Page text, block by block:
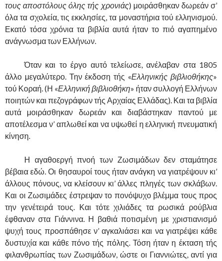
τους αποστόλους όλης τής χρονιάς) μοιράσθηκαν δωρεάν σ’
όλα τα σχολεία, τις εκκλησίες, τα μοναστήρια τού ελληνισμού.
Εκατό τόσα χρόνια τα βιβλία αυτά ήταν το πιό αγαπημένο
ανάγνωσμα των Ελλήνων.
……….Όταν και το έργο αυτό τελείωσε, ανέλαβαν στα 1805
άλλο μεγαλύτερο. Την έκδοση τής «Ελληνικής βιβλιοθήκης»
τού Κοραή. (Η «Ελληνική βιβλιοθήκη» ήταν συλλογή Ελλήνων
ποιητών και πεζογράφων τής Αρχαίας Ελλάδας). Και τα βιβλία
αυτά μοιράσθηκαν δωρεάν και διαβάστηκαν παντού με
αποτέλεσμα ν’ απλωθεί και να υψωθεί η ελληνική πνευματική
κίνηση.
Η αγαθοεργή πνοή των Ζωσιμάδων δεν σταμάτησε
βέβαια εδώ. Οι θησαυροί τους ήταν ανάγκη να γιατρέψουν κι’
άλλους πόνους, να κλείσουν κι’ άλλες πληγές των σκλάβων.
Και οι Ζωσιμάδες έστρεψαν το πονόψυχο βλέμμα τους προς
την γενέτειρά τους. Και τότε χιλιάδες τα ρωσικά ρούβλια
έφθαναν στα Γιάννινα. Η βαθιά ποτισμένη με χριστιανισμό
ψυχή τους προσπάθησε ν’ αγκαλιάσει και να γιατρέψει κάθε
δυστυχία και κάθε πόνο τής πόλης. Τόση ήταν η έκταση τής
φιλανθρωπίας των Ζωσιμάδων, ώστε οι Γιαννιώτες, αντί για